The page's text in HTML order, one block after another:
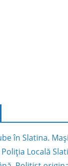
în Slatina.
Locală